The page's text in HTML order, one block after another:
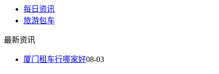
每日资讯
旅游包车
最新资讯
厦门租车行哪家好08-03